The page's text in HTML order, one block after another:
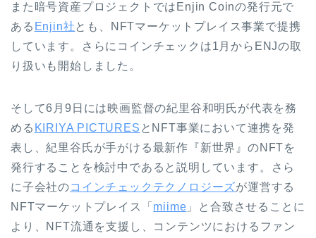
また暗号資産プロジェクトではEnjin Coinの発行元で
ある Enjin社 とも、NFTマーケットプレイス事業で提携
しています。さらにコインチェックは1月からENJの取
り扱いも開始しました。
そして6月9日には映画監督の紀里谷和明氏が代表を務
める KIRIYA PICTURES とNFT事業において連携を発
表し、紀里谷氏が手がける最新作『新世界』のNFTを
発行することを検討中であると説明しています。さら
に子会社のコインチェックテクノロジーズが運営する
NFTマーケットプレイス「 miime 」と合致させることに
より、NFT流通を支援し、コンテンツにおけるファン